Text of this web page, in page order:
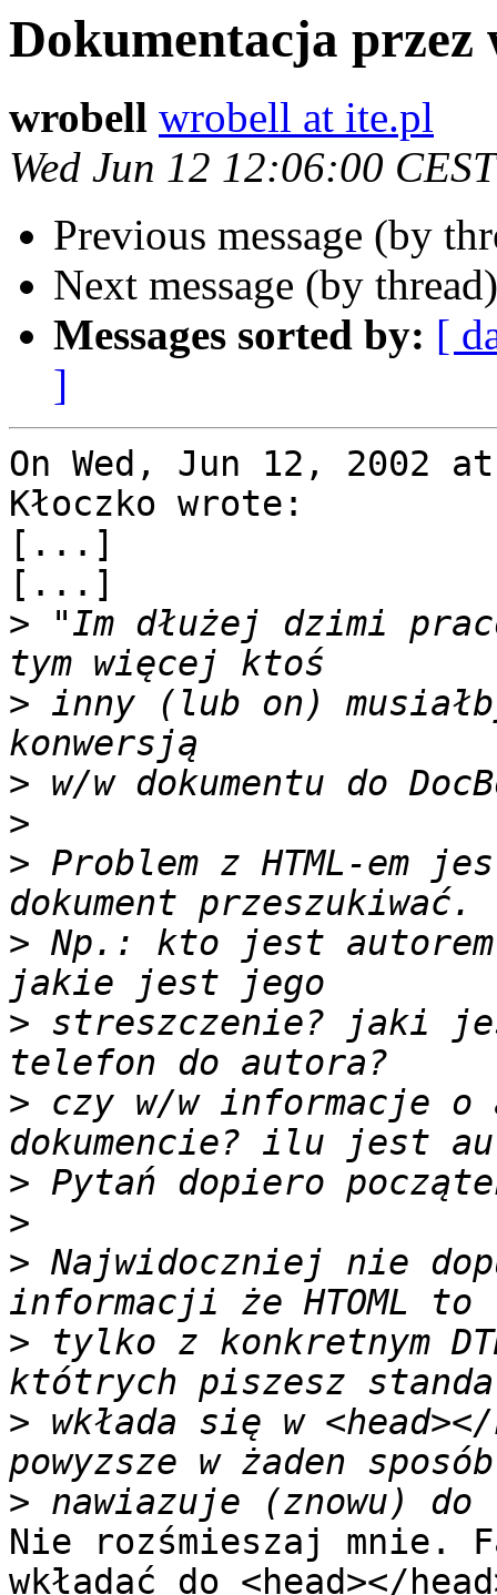
Dokumentacja przez
wrobell wrobell at ite.pl
Wed Jun 12 12:06:00
Previous message (by
Next message (by
Messages sorted by: [
]
On Wed, Jun 12, 2002
Kłoczko wrote:
[...]
[...]
> "Im dłużej dzimi
> inny (lub on)
>
>
> Problem z HTML-
> Np.: kto jest autorem
> streszczenie? jaki
> czy w/w informacje o
>
>
> Najwidoczniej nie
> tylko z konkretnym
> wkłada się w
>
Nie rozśmieszaj mnie.
wkładać do <head></